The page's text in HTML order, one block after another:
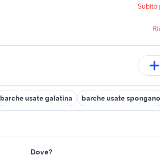
Subito
barche usate galatina barche usate spongano
Dove?